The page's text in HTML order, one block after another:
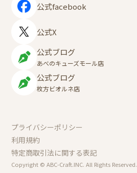
公式facebook
公式X
公式ブログ
あべのキューズモール店
公式ブログ
枚方ビオルネ店
Copyright © ABC-Craft.INC. All Rights Reserved.
プライバシーポリシー
利用規約
特定商取引法に関する表記